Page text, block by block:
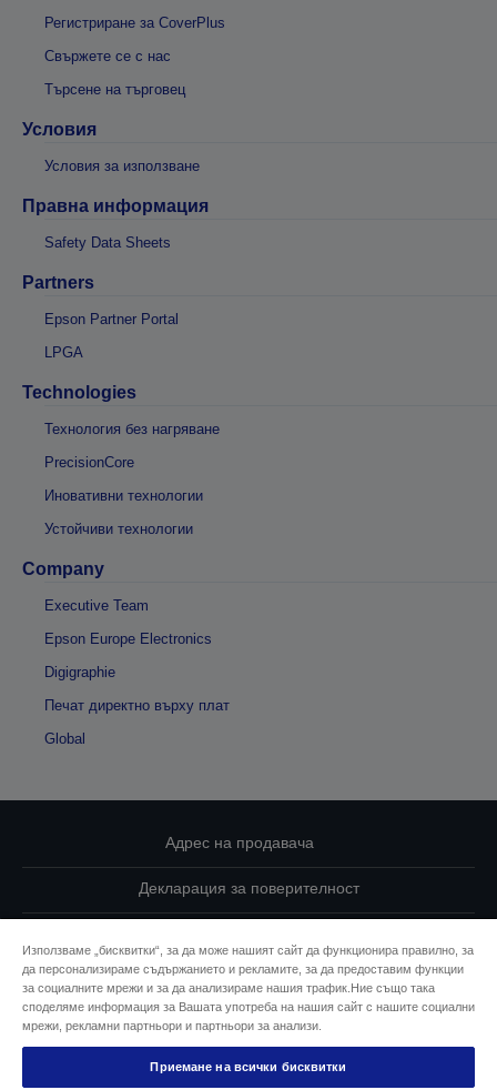
Регистриране за CoverPlus
Свържете се с нас
Търсене на търговец
Условия
Условия за използване
Правна информация
Safety Data Sheets
Partners
Epson Partner Portal
LPGA
Technologies
Технология без нагряване
PrecisionCore
Иновативни технологии
Устойчиви технологии
Company
Executive Team
Epson Europe Electronics
Digigraphie
Печат директно върху плат
Global
Адрес на продавача
Декларация за поверителност
Свържете се с нас за Вашите данни
Информация за бисквитките
Ангажимент за достъпност на Epson
Използваме „бисквитки“, за да може нашият сайт да функционира правилно, за
да персонализираме съдържанието и рекламите, за да предоставим функции
за социалните мрежи и за да анализираме нашия трафик.Ние също така
споделяме информация за Вашата употреба на нашия сайт с нашите социални
мрежи, рекламни партньори и партньори за анализи.
Приемане на всички бисквитки